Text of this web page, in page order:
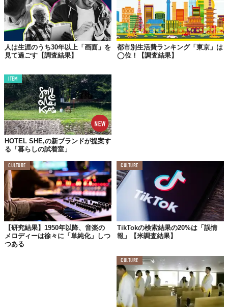
人は生涯のうち30年以上「画面」を
見て過ごす【調査結果】
都市別生活費ランキング「東京」は
◯位！【調査結果】
ITEM
HOTEL SHE,の新ブランドが提案す
る「暮らしの試着室」
CULTURE
【研究結果】1950年以降、音楽の
メロディーは徐々に「単純化」しつ
つある
CULTURE
TikTokの検索結果の20%は「誤情
報」【米調査結果】
CULTURE